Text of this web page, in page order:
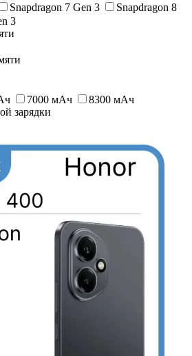
Snapdragon 7 Gen 3
Snapdragon 8
3
7000 мAч
8300 мАч
зарядки